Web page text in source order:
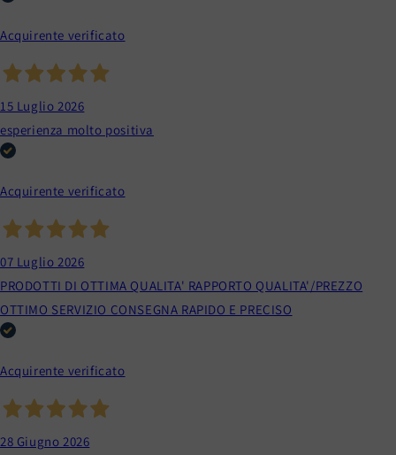
Acquirente verificato
15 Luglio 2026
esperienza molto positiva
Acquirente verificato
07 Luglio 2026
PRODOTTI DI OTTIMA QUALITA' RAPPORTO QUALITA'/PREZZO
OTTIMO SERVIZIO CONSEGNA RAPIDO E PRECISO
Acquirente verificato
28 Giugno 2026